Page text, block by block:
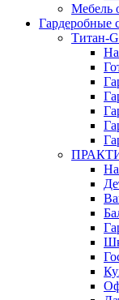
Мебель
Гардеробные
Титан-